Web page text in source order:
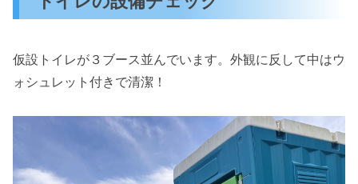
仮設トイレが３ブース並んでいます。外観に反して中はウ
ォシュレット付きで清潔！